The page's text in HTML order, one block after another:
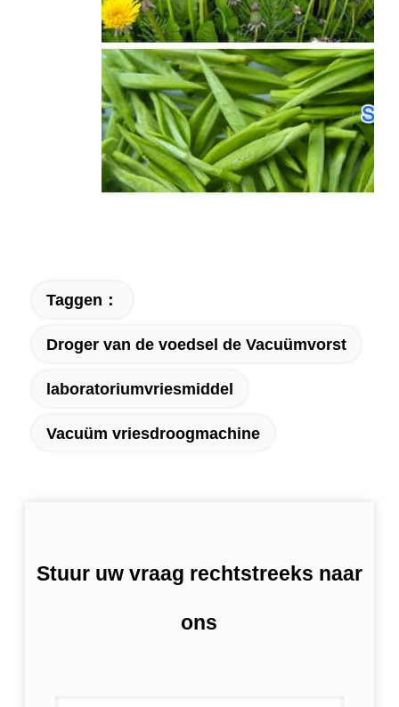
Taggen：
Droger van de voedsel de Vacuümvorst
laboratoriumvriesmiddel
Vacuüm vriesdroogmachine
Stuur uw vraag rechtstreeks naar
ons